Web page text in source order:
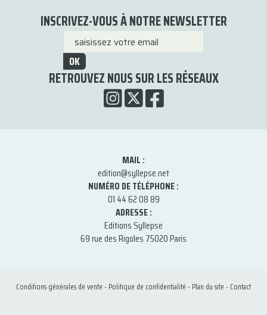
INSCRIVEZ-VOUS À NOTRE NEWSLETTER
OK
RETROUVEZ NOUS SUR LES RÉSEAUX
MAIL :
edition@syllepse.net
NUMÉRO DE TÉLÉPHONE :
01 44 62 08 89
ADRESSE :
Editions Syllepse
69 rue des Rigoles 75020 Paris
Conditions générales de vente-Politique de confidentialité-Plan du site-Contact